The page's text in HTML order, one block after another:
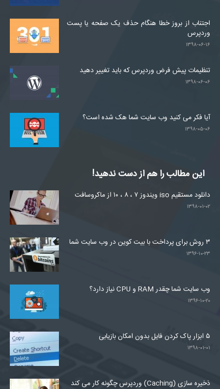
اجتناب از بروز خطا هنگام حذف یک صفحه یا پست
وردپرس
۱۳۹۸-۰۶-۱۶
تنظیمات پیش فرض وردپرس که باید تغییر دهید
۱۳۹۸-۰۶-۰۶
آیا فکر می کنید وب سایت شما هک شده است؟
۱۳۹۸-۰۵-۰۶
این مطالب را هم از دست ندهید!
دانلود مستقیم iso ویندوز ۷ ، ۸ ، ۱۰ از ماکروسافت
۱۳۹۸-۰۱-۰۲
۳ روش برای پرداخت با بیت کوین در وب سایت شما
۱۳۹۶-۱۰-۲۳
وب سایت شما چقدر RAM و CPU نیاز دارد؟
۱۳۹۶-۱۰-۲۰
۵ ابزار پاک کردن فایل بدون امکان بازیابی
۱۳۹۸-۰۱-۰۱
ذخیره سازی (Caching) وردپرس چگونه کار می کند